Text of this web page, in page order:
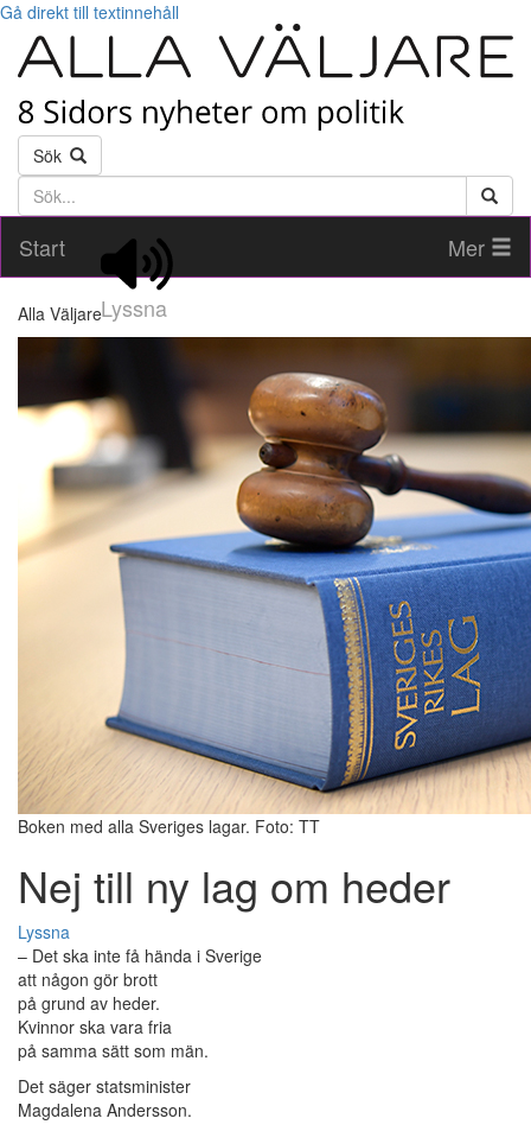
Gå direkt till textinnehåll
Sök
Söktext
Start
Lyssna
Mer
Alla Väljare
Boken med alla Sveriges lagar. Foto: TT
Nej till ny lag om heder
Lyssna
– Det ska inte få hända i Sverige
att någon gör brott
på grund av heder.
Kvinnor ska vara fria
på samma sätt som män.
Det säger statsminister
Magdalena Andersson.